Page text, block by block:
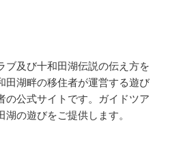
ブ及び十和田湖伝説の伝え方を
田湖畔の移住者が運営する遊び
の公式サイトです。ガイドツア
の遊びをご提供します。